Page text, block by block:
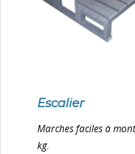
Escalier
Marches faciles à
kg.